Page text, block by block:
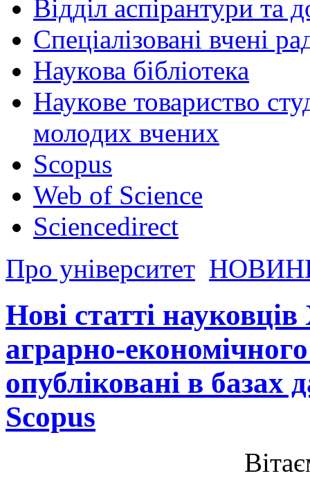
Відділ аспірантури та
Спеціалізовані вчені
Наукова бібліотека
Наукове товариство
молодих вчених
Scopus
Web of Science
Sciencedirect
Про університет
Нові статті
аграрно-економічного
опубліковані в базах
Scopus